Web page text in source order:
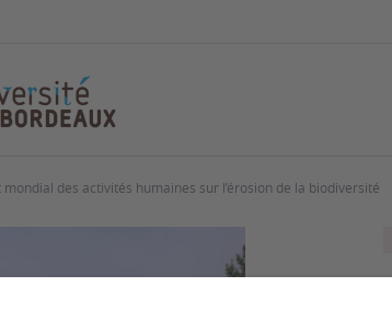
des activités humaines sur l’érosion de la biodiversité